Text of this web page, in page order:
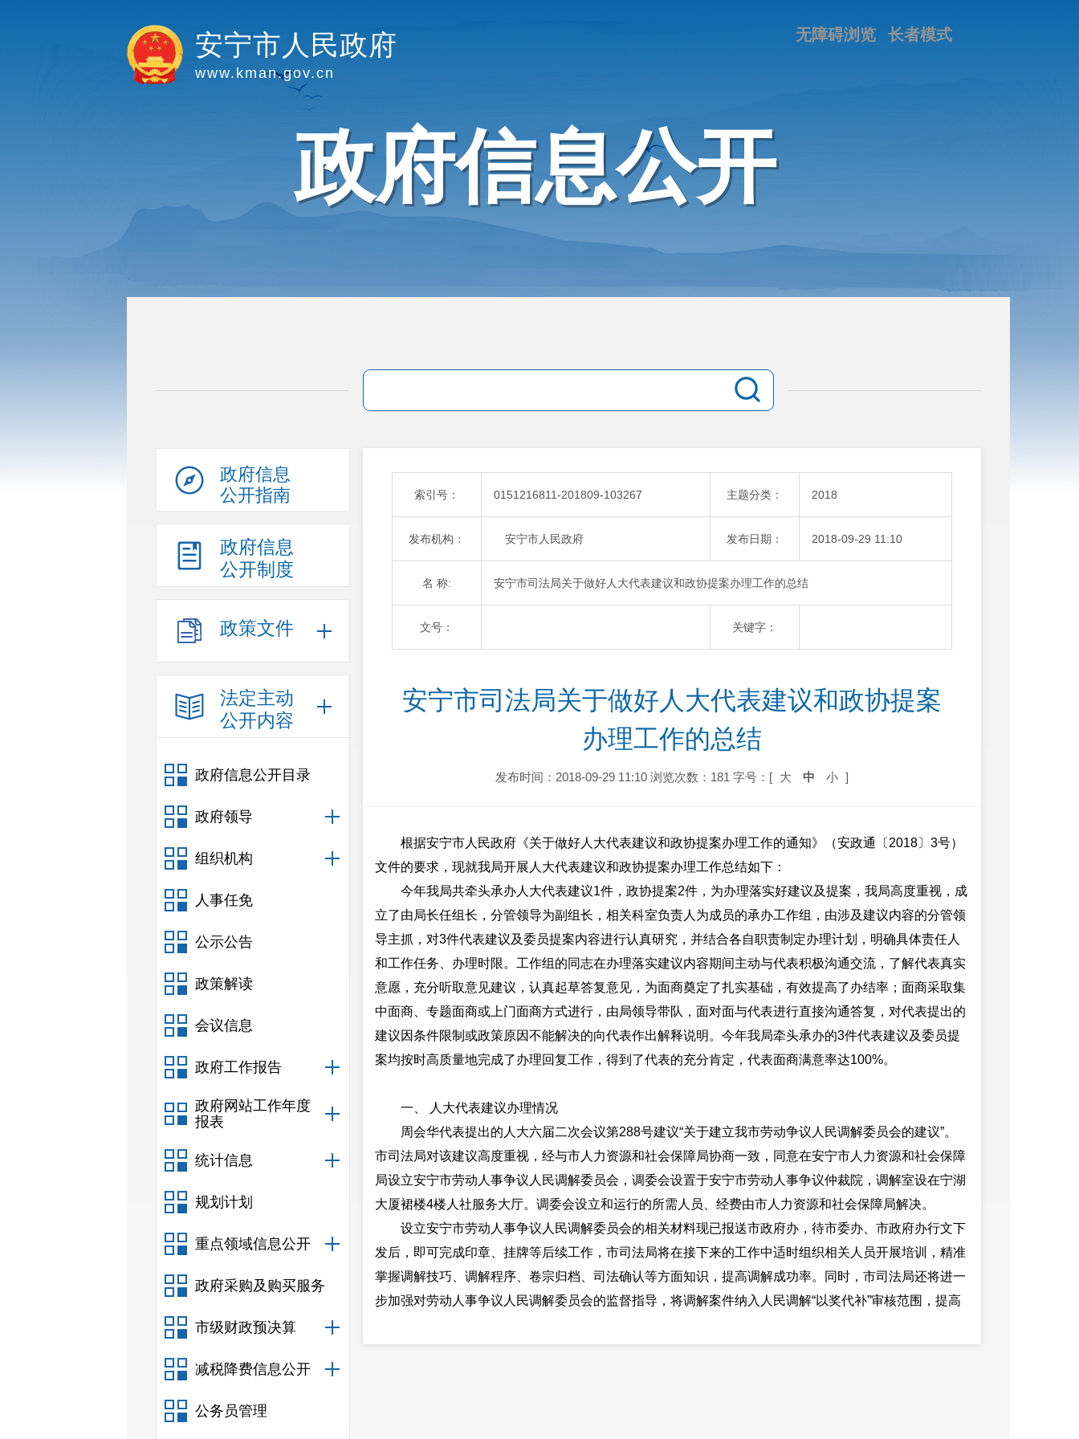
长者模式
无障碍浏览
安宁市人民政府
www.kman.gov.cn
政府信息公开
政府信息
公开指南
政府信息
公开制度
政策文件
法定主动
公开内容
政府信息公开目录
政府领导
组织机构
人事任免
公示公告
政策解读
会议信息
政府工作报告
政府网站工作年度
报表
统计信息
规划计划
重点领域信息公开
政府采购及购买服务
市级财政预决算
减税降费信息公开
公务员管理
索引号： 0151216811-201809-103267 主题分类： 2018
发布机构： 安宁市人民政府 发布日期： 2018-09-29 11:10
名 称: 安宁市司法局关于做好人大代表建议和政协提案办理工作的总结
文号： 关键字：
安宁市司法局关于做好人大代表建议和政协提案
办理工作的总结
发布时间：2018-09-29 11:10 浏览次数：181 字号：[ 大 中 小 ]
根据安宁市人民政府《关于做好人大代表建议和政协提案办理工作的通知》（安政通〔2018〕3号）
文件的要求，现就我局开展人大代表建议和政协提案办理工作总结如下：
今年我局共牵头承办人大代表建议1件，政协提案2件，为办理落实好建议及提案，我局高度重视，成
立了由局长任组长，分管领导为副组长，相关科室负责人为成员的承办工作组，由涉及建议内容的分管领
导主抓，对3件代表建议及委员提案内容进行认真研究，并结合各自职责制定办理计划，明确具体责任人
和工作任务、办理时限。工作组的同志在办理落实建议内容期间主动与代表积极沟通交流，了解代表真实
意愿，充分听取意见建议，认真起草答复意见，为面商奠定了扎实基础，有效提高了办结率；面商采取集
中面商、专题面商或上门面商方式进行，由局领导带队，面对面与代表进行直接沟通答复，对代表提出的
建议因条件限制或政策原因不能解决的向代表作出解释说明。今年我局牵头承办的3件代表建议及委员提
案均按时高质量地完成了办理回复工作，得到了代表的充分肯定，代表面商满意率达100%。
一、 人大代表建议办理情况
周会华代表提出的人大六届二次会议第288号建议“关于建立我市劳动争议人民调解委员会的建议”。
市司法局对该建议高度重视，经与市人力资源和社会保障局协商一致，同意在安宁市人力资源和社会保障
局设立安宁市劳动人事争议人民调解委员会，调委会设置于安宁市劳动人事争议仲裁院，调解室设在宁湖
大厦裙楼4楼人社服务大厅。调委会设立和运行的所需人员、经费由市人力资源和社会保障局解决。
设立安宁市劳动人事争议人民调解委员会的相关材料现已报送市政府办，待市委办、市政府办行文下
发后，即可完成印章、挂牌等后续工作，市司法局将在接下来的工作中适时组织相关人员开展培训，精准
掌握调解技巧、调解程序、卷宗归档、司法确认等方面知识，提高调解成功率。同时，市司法局还将进一
步加强对劳动人事争议人民调解委员会的监督指导，将调解案件纳入人民调解“以奖代补”审核范围，提高
道防线”的作用。